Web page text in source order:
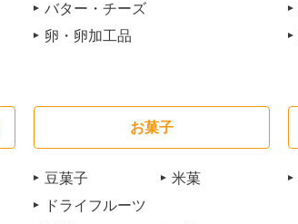
バター・チーズ
卵・卵加工品
お菓子
豆菓子
米菓
ドライフルーツ